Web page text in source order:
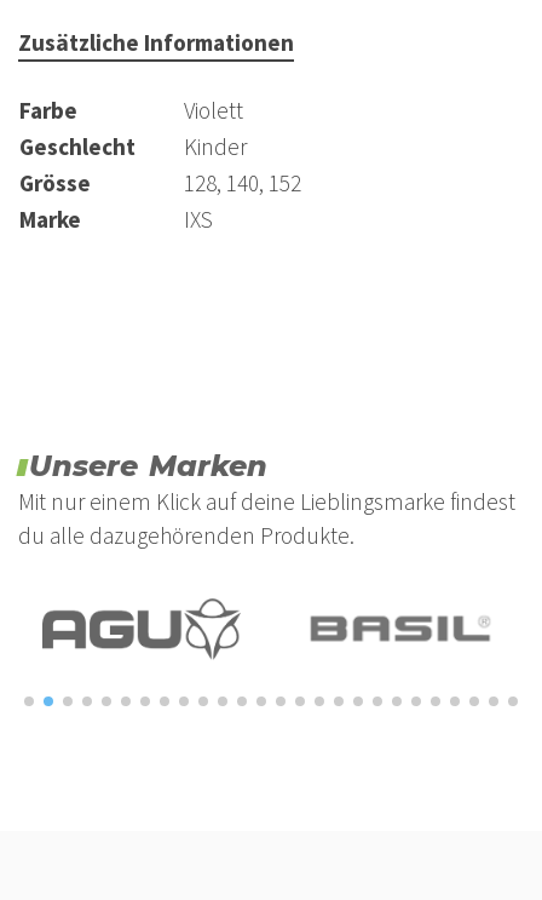
Zusätzliche Informationen
Farbe
Violett
Geschlecht
Kinder
Grösse
128, 140, 152
Marke
IXS
Unsere Marken
Mit nur einem Klick auf deine Lieblingsmarke findest
du alle dazugehörenden Produkte.